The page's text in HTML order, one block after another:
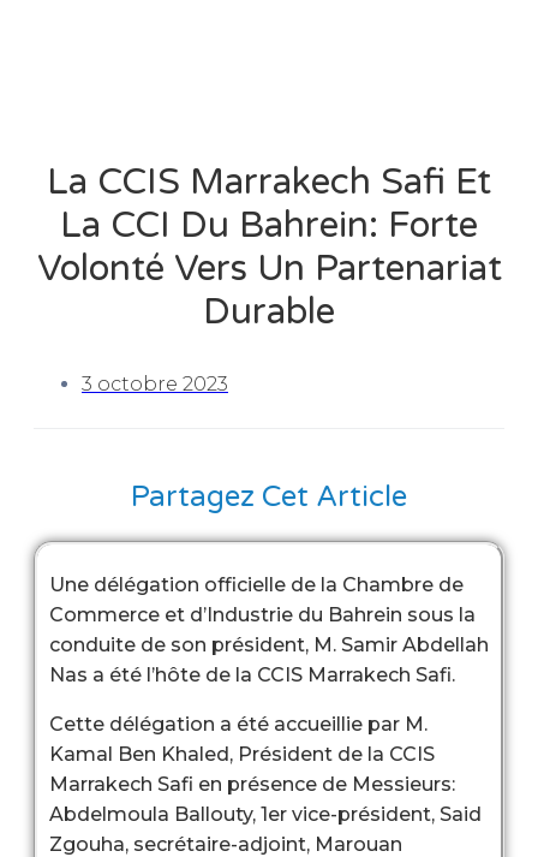
La CCIS Marrakech Safi Et
La CCI Du Bahrein: Forte
Volonté Vers Un Partenariat
Durable
3 octobre 2023
Partagez Cet Article
Une délégation officielle de la Chambre de
Commerce et d’Industrie du Bahrein sous la
conduite de son président, M. Samir Abdellah
Nas a été l’hôte de la CCIS Marrakech Safi.
Cette délégation a été accueillie par M.
Kamal Ben Khaled, Président de la CCIS
Marrakech Safi en présence de Messieurs:
Abdelmoula Ballouty, 1er vice-président, Said
Zgouha, secrétaire-adjoint, Marouan